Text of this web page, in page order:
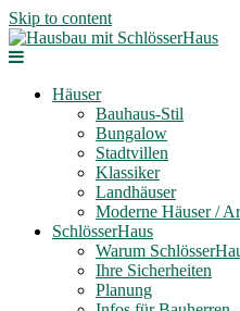
Skip to content
Häuser
Bauhaus-Stil
Bungalow
Stadtvillen
Klassiker
Landhäuser
Moderne Häuser /
SchlösserHaus
Warum
Ihre Sicherheiten
Planung